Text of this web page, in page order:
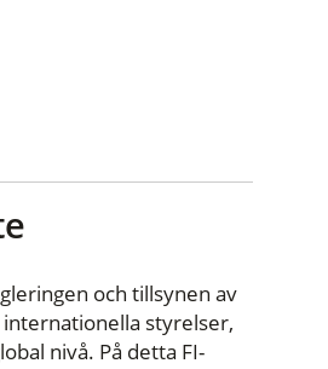
och tillsynen av
styrelser,
nivå. På detta FI-